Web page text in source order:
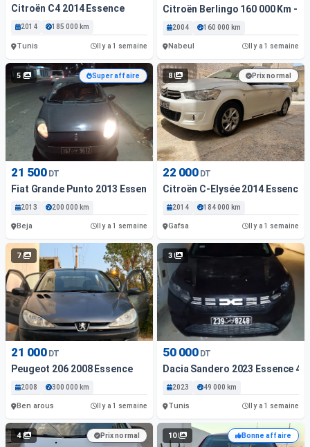
Citroën C4 2014 Essence
2014 185 000 km
Tunis Il y a 1 semaine
Citroën Berlingo 160 000 Km -
2004 160 000 km
Nabeul Il y a 1 semaine
5 Super affaire
21 500 DT
Fiat Grande Punto 2013 Essence
2013 200 000 km
Beja Il y a 1 semaine
8 Prix normal
22 000 DT
Citroën C-Elysée 2014 Essence
2014 184 000 km
Gafsa Il y a 1 semaine
7
21 000 DT
Peugeot 206 2008 Essence
2008 300 000 km
Ben arous Il y a 1 semaine
3
50 000 DT
Dacia Sandero 2023 Essence 49
2023 49 000 km
Tunis Il y a 1 semaine
4 Prix normal 10 Bonne affaire